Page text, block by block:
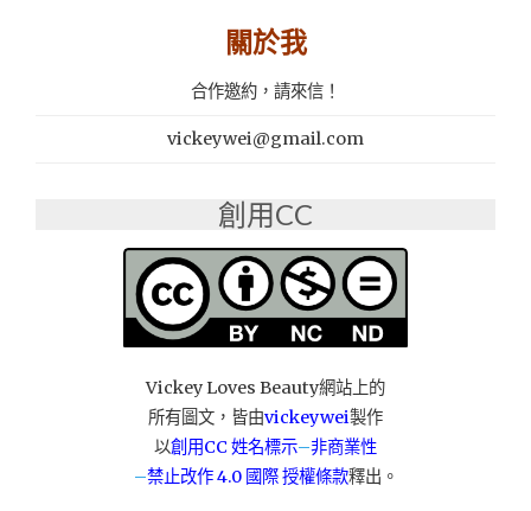
推
墊
彰
化
門
關於我
合作邀約，請來信！
vickeywei@gmail.com
創用CC
Vickey Loves Beauty網站上的
所有圖文，皆由vickeywei製作
以創用CC 姓名標示–非商業性
–禁止改作4.0 國際 授權條款釋出。